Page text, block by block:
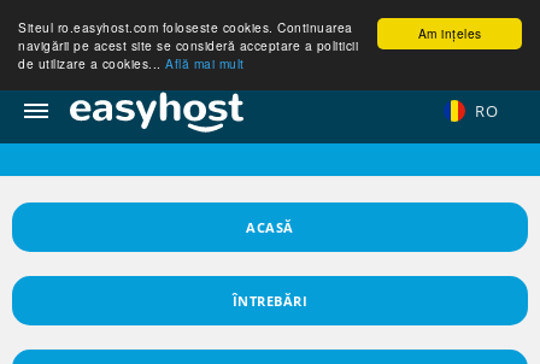
Am ințeles
Siteul ro.easyhost.com foloseste cookies. Continuarea
navigării pe acest site se consideră acceptare a politicii
de utilizare a cookies... Află mai mult
RO
ACASĂ
ÎNTREBĂRI